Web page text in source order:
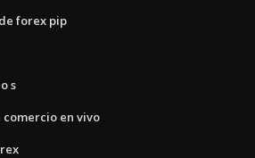
forex pip
s
en vivo